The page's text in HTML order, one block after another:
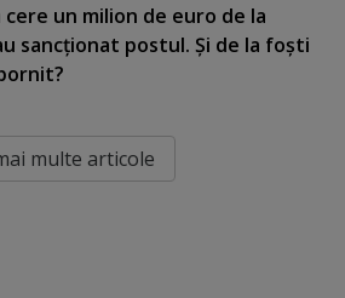
cere un milion de euro de la
sancţionat postul. Şi de la foşti
multe articole